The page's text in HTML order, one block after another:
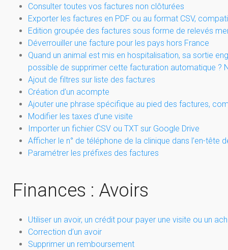
Consulter toutes vos factures non clôturées
Exporter les factures en PDF ou au format CSV,
Edition groupée des factures sous forme de relevés
Déverrouiller une facture pour les pays hors France
Quand un animal est mis en hospitalisation, sa sortie
possible de supprimer cette facturation automatique ?
Ajout de filtres sur liste des factures
Création d’un acompte
Ajouter une phrase spécifique au pied des factures,
Modifier les taxes d’une visite
Importer un fichier CSV ou TXT sur Google Drive
Afficher le n° de téléphone de la clinique dans l’en-tête
Paramétrer les préfixes des factures
Finances : Avoirs
Utiliser un avoir, un crédit pour payer une visite ou un
Correction d’un avoir
Supprimer un remboursement